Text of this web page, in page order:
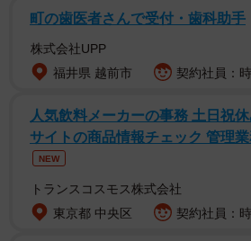
町の歯医者さんで受付・歯科助手
株式会社UPP
福井県 越前市
契約社員：
人気飲料メーカーの事務 土日祝
サイトの商品情報チェック 管理
NEW
トランスコスモス株式会社
東京都 中央区
契約社員：